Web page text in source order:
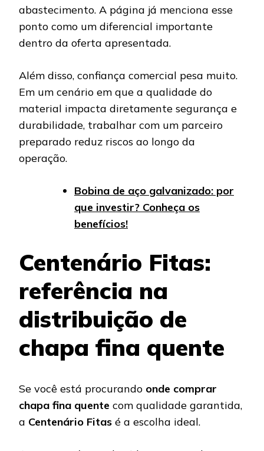
abastecimento. A página já menciona esse
ponto como um diferencial importante
dentro da oferta apresentada.
Além disso, confiança comercial pesa muito.
Em um cenário em que a qualidade do
material impacta diretamente segurança e
durabilidade, trabalhar com um parceiro
preparado reduz riscos ao longo da
operação.
Bobina de aço galvanizado: por
que investir? Conheça os
benefícios!
Centenário Fitas:
referência na
distribuição de
chapa fina quente
Se você está procurando onde comprar
chapa fina quente com qualidade garantida,
a Centenário Fitas é a escolha ideal.